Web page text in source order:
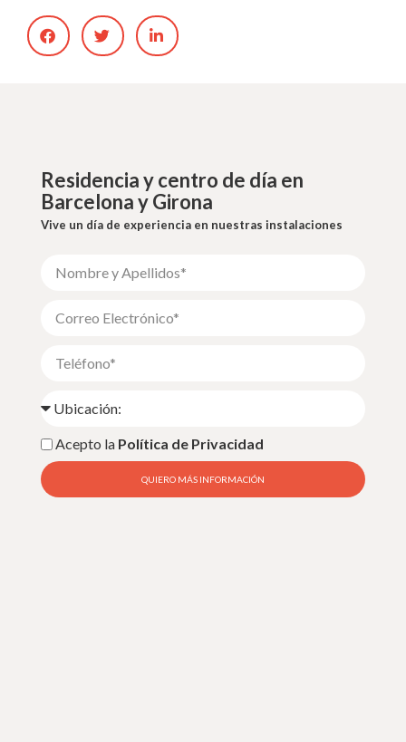
Residencia y centro de día en
Barcelona y Girona
Vive un día de experiencia en nuestras instalaciones
Acepto la Política de Privacidad
QUIERO MÁS INFORMACIÓN